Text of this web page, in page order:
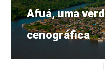
Próximo
post:
Afuá, uma
cenográfica